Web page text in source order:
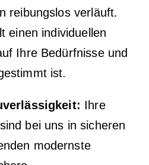
reibungslos verläuft.
einen individuellen
Ihre Bedürfnisse und
ist.
Ihre
bei uns in sicheren
modernste